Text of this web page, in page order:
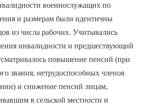
военнослужащих по
и размерам были идентичны
из числа рабочих. Учитывались
инвалидности и предшествующий
повышение пенсий (при
звания, нетрудоспособных членов
и снижение пенсий лицам,
в сельской местности и